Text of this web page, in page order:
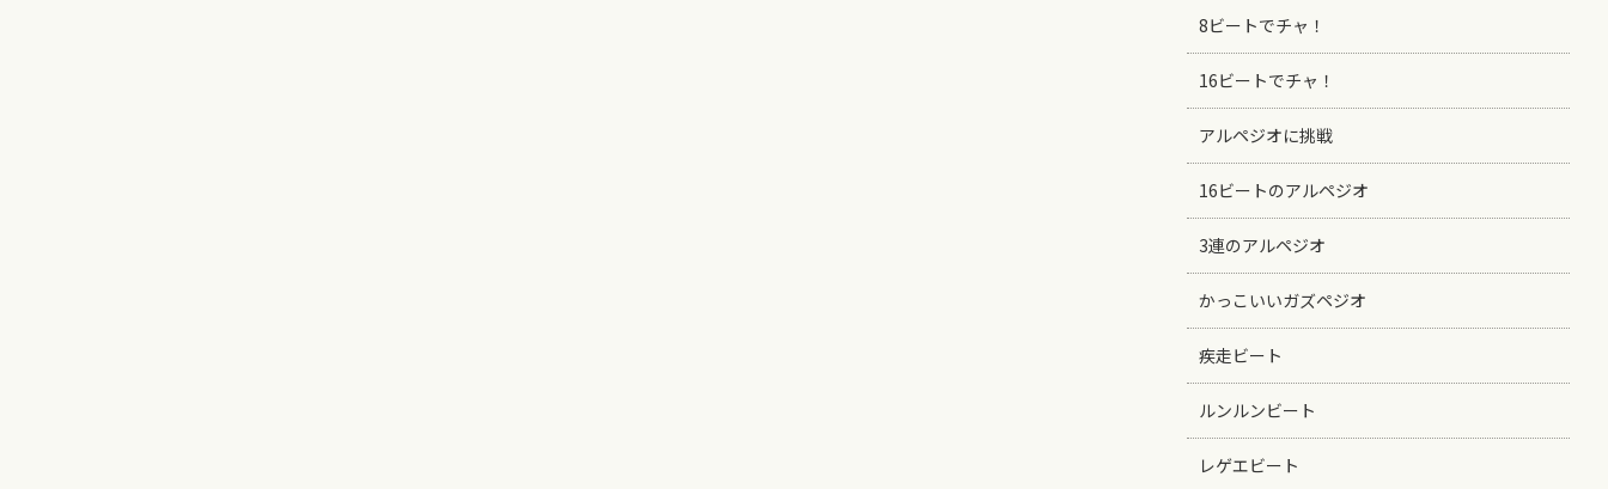
8ビートでチャ！
16ビートでチャ！
アルペジオに挑戦
16ビートのアルペジオ
3連のアルペジオ
かっこいいガズペジオ
疾走ビート
ルンルンビート
レゲエビート